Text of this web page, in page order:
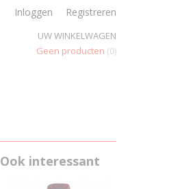
Inloggen Registreren
UW WINKELWAGEN
Geen producten (0)
Ook interessant